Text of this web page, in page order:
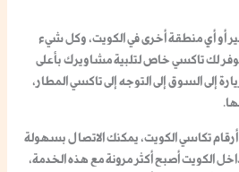
أو أي منطقة أخرى في الكويت، وكل شيء
لكتاكسي خاص لتلبية مشاويرك بأعلى
إلى السوق إلى التوجه إلىتاكسي المطار،
أرقام تكاسي الكويت، يمكنك الاتصال بسهولة
الكويتأصبح أكثر مرونة مع هذه الخدمة،